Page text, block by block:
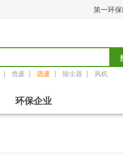
第一环
| 危废 | 固废 | 除尘器 | 风机
环保企业